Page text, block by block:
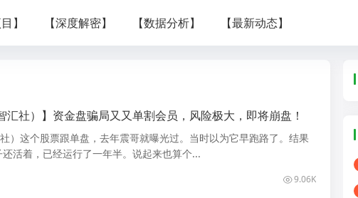
】 【深度解密】 【数据分析】 【最新动态】
汇社）】资金盘骗局又又单割会员，风险极大，即将崩盘！
）这个股票跟单盘，去年震哥就曝光过。当时以为它早跑路了。结果
活着，已经运行了一年半。说起来也算个...
9.06K